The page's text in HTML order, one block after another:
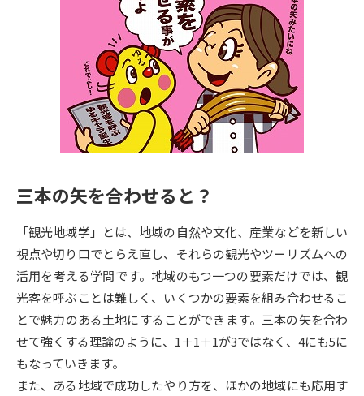
大学・短大以外の資料から請求
専門学校の資料請求 大学院の資料請求
留学・進学関連、塾・予備校
大学入学共通テスト「受験案
内」の請求
大学入学共通テスト「受験上の
配慮案内」の請求
高等学校卒業程度認定試験
幼稚園教員資格認定試験 小学校教員資格認定試験
高等学校（情報）教員資格認定
試験
大学研究 大学検索
大学で学べる内容や特徴を調べる
三本の矢を合わせると？
「観光地域学」とは、地域の自然や文化、産業などを新しい
視点や切り口でとらえ直し、それらの観光やツーリズムへの
活用を考える学問です。地域のもつ一つの要素だけでは、観
光客を呼ぶことは難しく、いくつかの要素を組み合わせるこ
とで魅力のある土地にすることができます。三本の矢を合わ
せて強くする理論のように、1＋1＋1が3ではなく、4にも5に
もなっていきます。
また、ある地域で成功したやり方を、ほかの地域にも応用す